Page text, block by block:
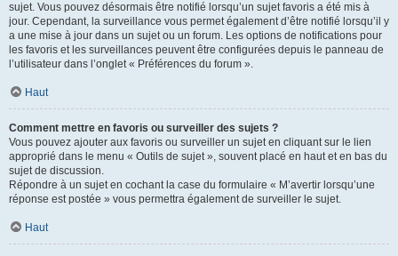
sujet. Vous pouvez désormais être notifié lorsqu’un sujet favoris a été mis à
jour. Cependant, la surveillance vous permet également d’être notifié lorsqu’il y
a une mise à jour dans un sujet ou un forum. Les options de notifications pour
les favoris et les surveillances peuvent être configurées depuis le panneau de
l’utilisateur dans l’onglet « Préférences du forum ».
Haut
Comment mettre en favoris ou surveiller des sujets ?
Vous pouvez ajouter aux favoris ou surveiller un sujet en cliquant sur le lien
approprié dans le menu « Outils de sujet », souvent placé en haut et en bas du
sujet de discussion.
Répondre à un sujet en cochant la case du formulaire « M’avertir lorsqu’une
réponse est postée » vous permettra également de surveiller le sujet.
Haut